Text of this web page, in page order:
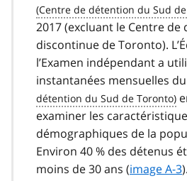
2017 (excluant le Centre de
discontinue de Toronto).
l’Examen indépendant a
instantanées mensuelles du
examiner les
démographiques de la
Environ 40 % des détenus
moins de 30 ans (image A-3).